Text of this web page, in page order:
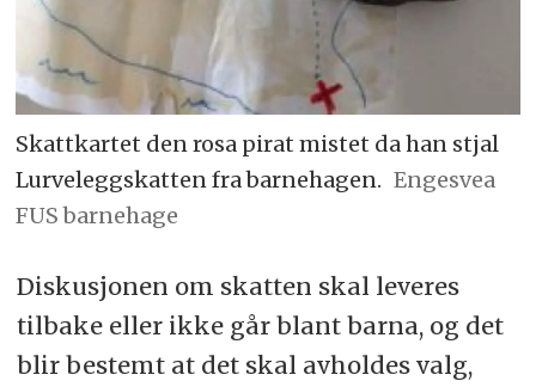
Skattkartet den rosa pirat mistet da han stjal
Lurveleggskatten fra barnehagen. Engesvea
FUS barnehage
Diskusjonen om skatten skal leveres
tilbake eller ikke går blant barna, og det
blir bestemt at det skal avholdes valg,